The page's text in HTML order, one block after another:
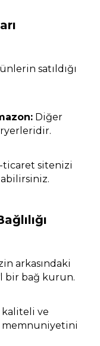
satıldığı
Diğer
ticaret sitenizi
arkasındaki
bir bağ kurun.
kaliteli ve